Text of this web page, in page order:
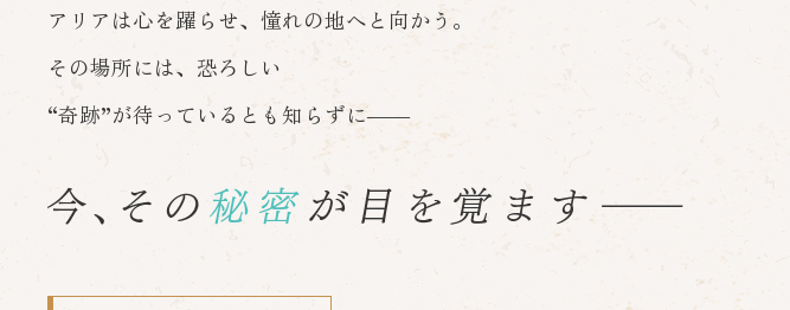
アリアは心を躍らせ、憧れの地へと向かう。
その場所には、恐ろしい
“奇跡”が待っているとも知らずに――